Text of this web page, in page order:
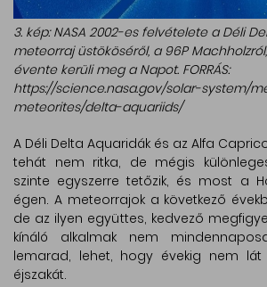
3. kép: NASA 2002-es felvételete a Déli
meteorraj üstököséről, a 96P
évente kerüli meg a Napot. FORRÁS:
https://science.nasa.gov/solar-system/
meteorites/delta-aquariids/
A Déli Delta Aquaridák és az Alfa
tehát nem ritka, de mégis
szinte egyszerre tetőzik, és most a
égen. A meteorrajok a következő
de az ilyen együttes, kedvező
kínáló alkalmak nem
lemarad, lehet, hogy évekig nem lát
éjszakát.